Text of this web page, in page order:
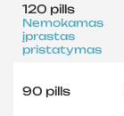
120 pills
Nemokamas
įprastas
pristatymas
90 pills